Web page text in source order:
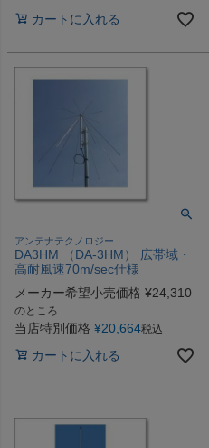
カートに入れる
アンテナテクノロジー
DA3HM （DA-3HM） 広帯域・
高耐風速70m/sec仕様
メーカー希望小売価格 ¥24,310
のところ
当店特別価格 ¥20,664税込
カートに入れる